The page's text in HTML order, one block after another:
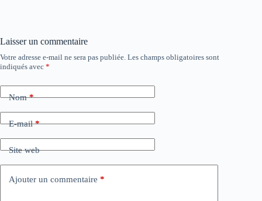
Laisser un commentaire
Votre adresse e-mail ne sera pas publiée. Les champs obligatoires sont
indiqués avec *
Nom*
E-mail*
Site web
Ajouter un commentaire *